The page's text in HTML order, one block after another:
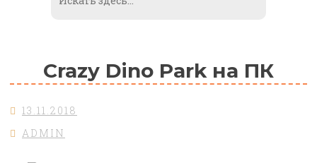
Crazy Dino Park на ПК
13.11.2018
ADMIN